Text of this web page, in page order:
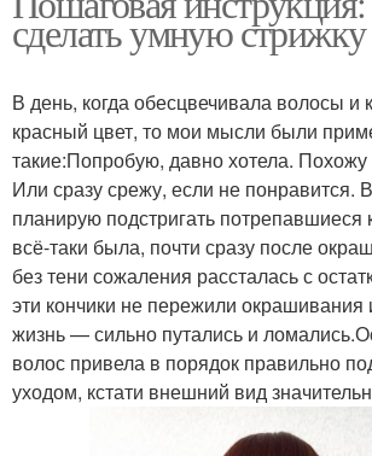
сделать умную
В день, когда обесцвечивала волосы и
красный цвет, то мои мысли были
такие:Попробую, давно хотела.
Или сразу срежу, если не понравится.
планирую подстригать потрепавшиеся
всё-таки была, почти сразу после
без тени сожаления рассталась с
эти кончики не пережили окрашивания
жизнь — сильно путались и
волос привела в порядок правильно
уходом, кстати внешний вид